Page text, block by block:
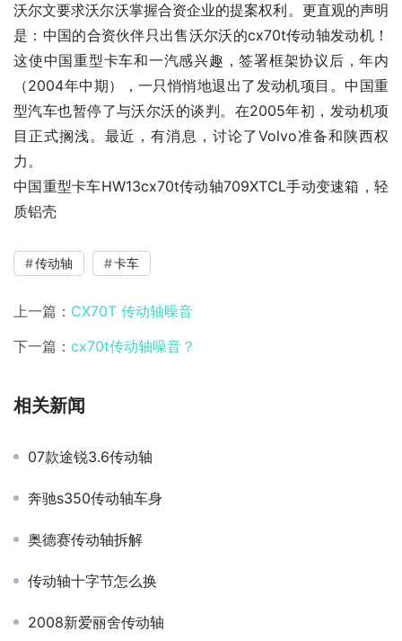
沃尔文要求沃尔沃掌握合资企业的提案权利。更直观的声明
是：中国的合资伙伴只出售沃尔沃的cx70t传动轴发动机！
这使中国重型卡车和一汽感兴趣，签署框架协议后，年内
（2004年中期），一只悄悄地退出了发动机项目。中国重
型汽车也暂停了与沃尔沃的谈判。在2005年初，发动机项
目正式搁浅。最近，有消息，讨论了Volvo准备和陕西权
力。
中国重型卡车HW13cx70t传动轴709XTCL手动变速箱，轻
质铝壳
传动轴 卡车
上一篇： CX70T 传动轴噪音
下一篇： cx70t传动轴噪音？
相关新闻
07款途锐3.6传动轴
奔驰s350传动轴车身
奥德赛传动轴拆解
传动轴十字节怎么换
2008新爱丽舍传动轴